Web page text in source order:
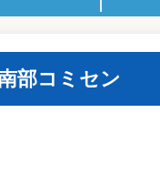
内
ス
部コミセン